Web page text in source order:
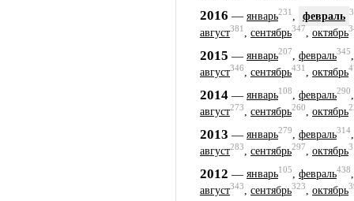
2016 — январь231 февраль
август381 сентябрь347 октябрь
2015 — январь207, февраль345
август346 сентябрь431 октябрь
2014 — январь108, февраль290
август273 сентябрь260 октябрь
2013 — январь279, февраль314
август283 сентябрь297 октябрь
2012 — январь105, февраль438
август343, сентябрь323, октябрь